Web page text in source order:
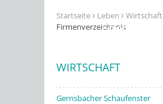
Erleben
Startseite Leben
Wirtschaft
Firmenverzeichnnis
WIRTSCHAFT
Gernsbacher Schaufenster